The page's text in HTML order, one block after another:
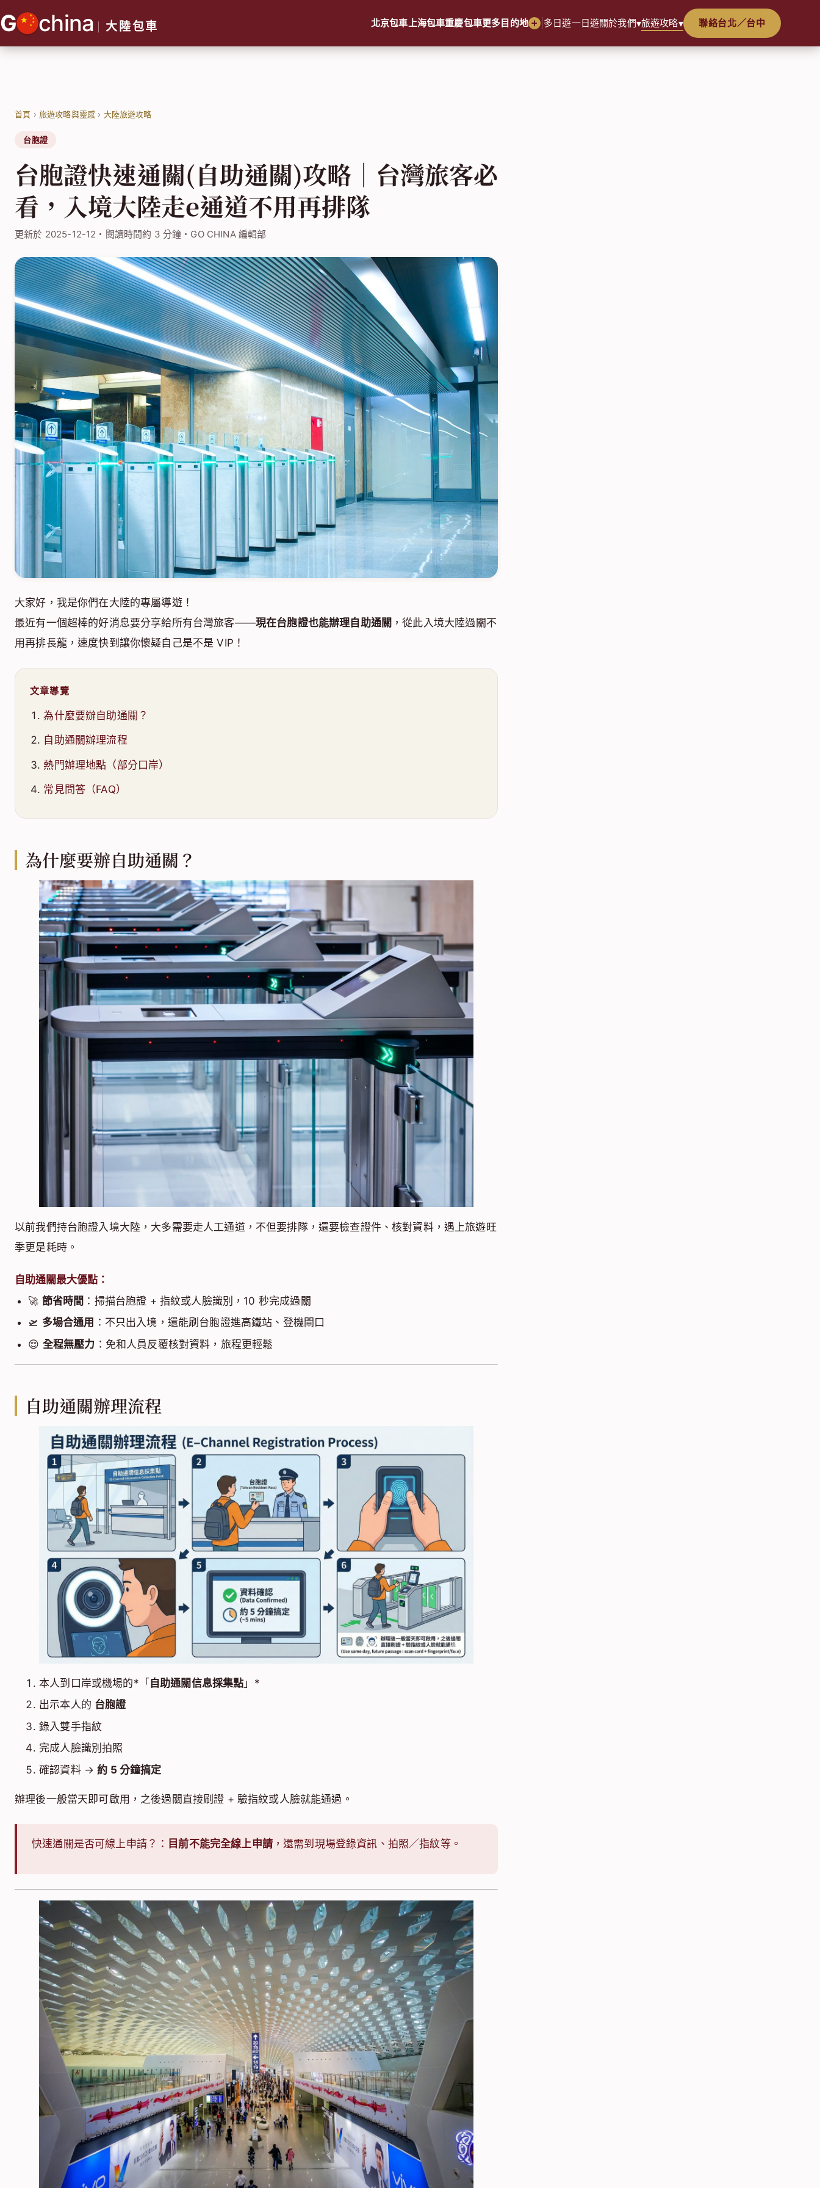
至
主
G china 大陸包車 北京包車上海包車重慶包車更多目的地 | 多日遊一日遊關於我們▾旅遊攻略▾ 聯絡台北／台中
首頁 › 旅遊攻略與靈感 › 大陸旅遊攻略
台胞證
台胞證快速通關(自助通關)攻略｜台灣旅客必
看，入境大陸走e通道不用再排隊
更新於 2025-12-12・閱讀時間約 3 分鐘・GO CHINA 編輯部
大家好，我是你們在大陸的專屬導遊！
最近有一個超棒的好消息要分享給所有台灣旅客——現在台胞證也能辦理自助通關 ，從此入境大陸過關不
用再排長龍，速度快到讓你懷疑自己是不是 VIP！
文章導覽
為什麼要辦自助通關？
自助通關辦理流程
熱門辦理地點（部分口岸）
常見問答（FAQ）
為什麼要辦自助通關？
以前我們持台胞證入境大陸，大多需要走人工通道，不但要排隊，還要檢查證件、核對資料，遇上旅遊旺
季更是耗時。
自助通關最大優點 ：
🚀 節省時間 ：掃描台胞證 + 指紋或人臉識別，10 秒完成過關
🛫 多場合通用 ：不只出入境，還能刷台胞證進高鐵站、登機閘口
😌 全程無壓力 ：免和人員反覆核對資料，旅程更輕鬆
自助通關辦理流程
本人到口岸或機場的*「自助通關信息採集點 」*
出示本人的 台胞證
錄入雙手指紋
完成人臉識別拍照
確認資料 →約 5 分鐘搞定
辦理後一般當天即可啟用，之後過關直接刷證 + 驗指紋或人臉就能通過。
快速通關是否可線上申請？： 目前不能完全線上申請，還需到現場登錄資訊、拍照／指紋等。